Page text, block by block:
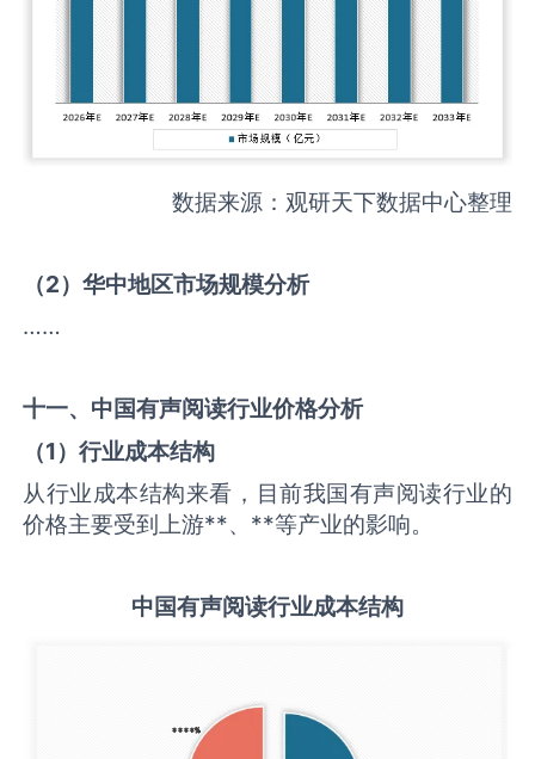
数据来源：观研天下数据中心整理
（2）华中地区市场规模分析
……
十一、中国有声阅读行业价格分析
（1）行业成本结构
从行业成本结构来看，目前我国有声阅读行业的
价格主要受到上游**、**等产业的影响。
中国有声阅读行业成本结构